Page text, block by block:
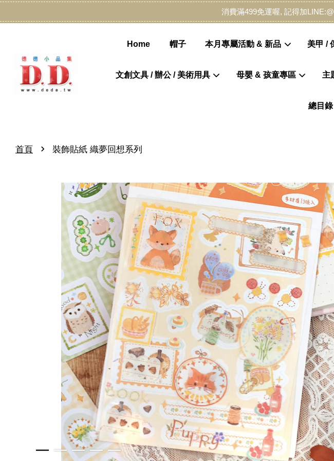
消費滿499免運喔, 記得加
Home 帽子 本月專屬活動 & 新品 美甲 /
文創文具 / 辦公 / 美術用具 母嬰 & 孩童專區 主
總目錄
首頁 › 裝飾貼紙 織夢回想系列